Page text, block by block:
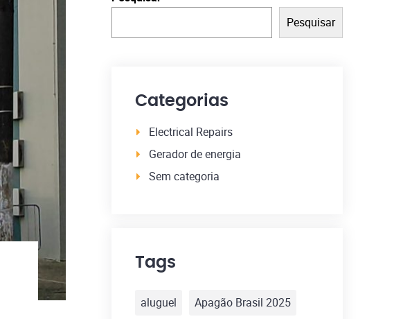
Pesquisar
Categorias
Electrical Repairs
Gerador de energia
Sem categoria
Tags
aluguel Apagão Brasil 2025